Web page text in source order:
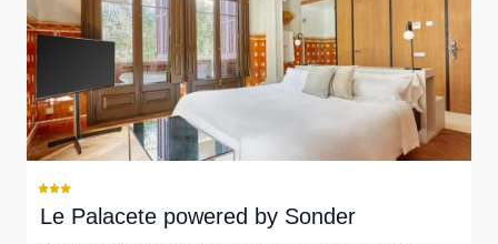
Le Palacete powered by Sonder